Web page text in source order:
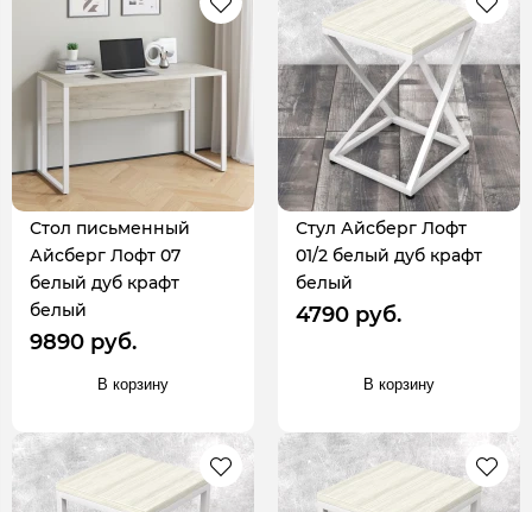
Стол письменный
Айсберг Лофт 07
белый дуб крафт
белый
9890 руб.
В корзину
Стул Айсберг Лофт
01/2 белый дуб крафт
белый
4790 руб.
В корзину